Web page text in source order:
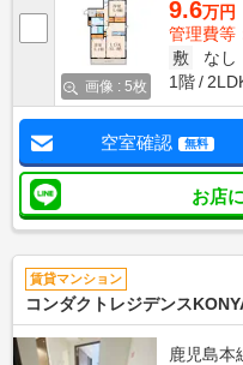
画像 : 5枚
9.6万円
管理費等
敷
なし
1階
空室確認 無料
お店
賃貸マンション
コンダクトレジデンス
鹿児島本